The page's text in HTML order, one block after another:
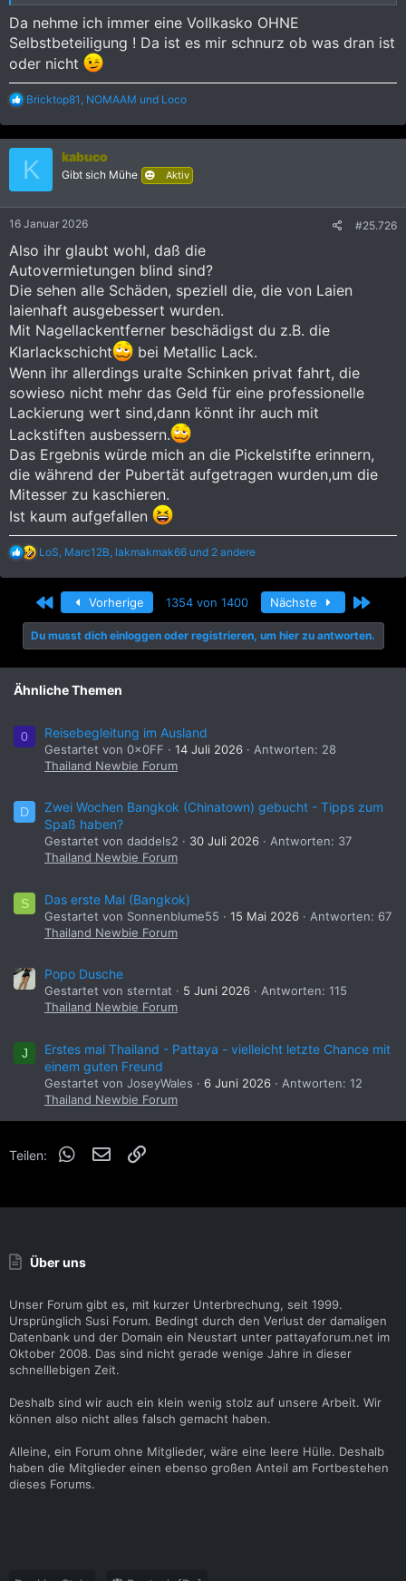
Da nehme ich immer eine Vollkasko OHNE
Selbstbeteiligung ! Da ist es mir schnurz ob was dran ist
oder nicht
R
a
k
i
n
Bricktop81 , NOMAAM und Loco
K kabuco
Gibt sich Mühe Aktiv
16 Januar 2026 #25.726
Also ihr glaubt wohl, daß die
Autovermietungen blind sind?
Die sehen alle Schäden, speziell die, die von Laien
laienhaft ausgebessert wurden.
Mit Nagellackentferner beschädigst du z.B. die
Klarlackschicht
bei Metallic Lack.
Wenn ihr allerdings uralte Schinken privat fahrt, die
sowieso nicht mehr das Geld für eine professionelle
Lackierung wert sind,dann könnt ihr auch mit
Lackstiften ausbessern.
Das Ergebnis würde mich an die Pickelstifte erinnern,
die während der Pubertät aufgetragen wurden,um die
Mitesser zu kaschieren.
Ist kaum aufgefallen
R
a
k
t
i
o
n
e
n
:
LoS, Marc12B, lakmakmak66 und 2 andere
Erste Vorherige 1354 von 1400 Nächste Letzte
Du musst dich einloggen oder registrieren, um hier zu antworten.
Ähnliche Themen
0 Reisebegleitung im Ausland
Gestartet von 0x0FF 14 Juli 2026
Antworten: 28
Thailand Newbie Forum
D
Zwei Wochen Bangkok (Chinatown) gebucht - Tipps zum
Spaß haben?
Gestartet von daddels2 30 Juli 2026
Antworten: 37
Thailand Newbie Forum
S Das erste Mal (Bangkok)
Gestartet von Sonnenblume55 15 Mai 2026
Antworten: 67
Thailand Newbie Forum
Popo Dusche
Gestartet von sterntat 5 Juni 2026
Antworten: 115
Thailand Newbie Forum
J
Erstes mal Thailand - Pattaya - vielleicht letzte Chance mit
einem guten Freund
Gestartet von JoseyWales 6 Juni 2026
Antworten: 12
Thailand Newbie Forum
Teilen: WhatsApp
E-Mail
Über uns
Unser Forum gibt es, mit kurzer Unterbrechung, seit 1999.
Ursprünglich Susi Forum. Bedingt durch den Verlust der damaligen
Datenbank und der Domain ein Neustart unter pattayaforum.net im
Oktober 2008. Das sind nicht gerade wenige Jahre in dieser
schnelllebigen Zeit.
Deshalb sind wir auch ein klein wenig stolz auf unsere Arbeit. Wir
können also nicht alles falsch gemacht haben.
Alleine, ein Forum ohne Mitglieder, wäre eine leere Hülle. Deshalb
haben die Mitglieder einen ebenso großen Anteil am Fortbestehen
dieses Forums.